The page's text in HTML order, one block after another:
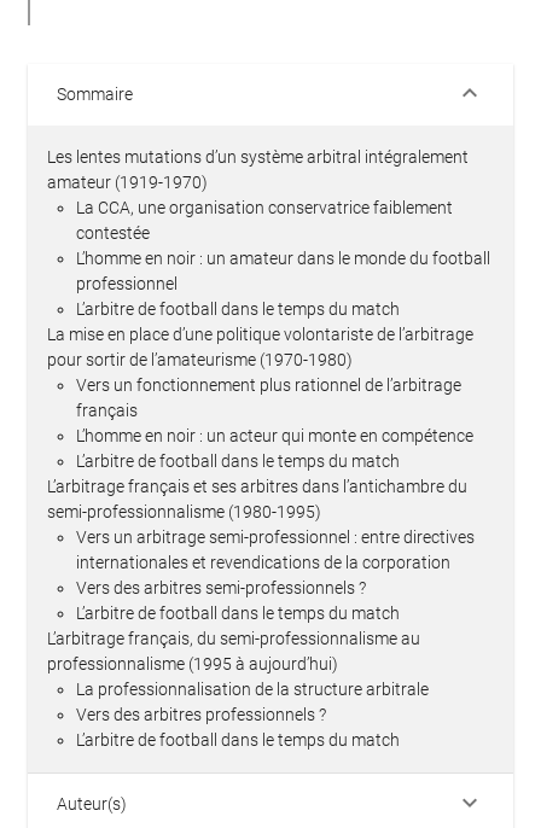
Sommaire keyboard_arrow_down
Les lentes mutations d’un système arbitral intégralement
amateur (1919-1970)
La CCA, une organisation conservatrice faiblement
contestée
L’homme en noir : un amateur dans le monde du football
professionnel
L’arbitre de football dans le temps du match
La mise en place d’une politique volontariste de l’arbitrage
pour sortir de l’amateurisme (1970-1980)
Vers un fonctionnement plus rationnel de l’arbitrage
français
L’homme en noir : un acteur qui monte en compétence
L’arbitre de football dans le temps du match
L’arbitrage français et ses arbitres dans l’antichambre du
semi-professionnalisme (1980-1995)
Vers un arbitrage semi-professionnel : entre directives
internationales et revendications de la corporation
Vers des arbitres semi-professionnels ?
L’arbitre de football dans le temps du match
L’arbitrage français, du semi-professionnalisme au
professionnalisme (1995 à aujourd’hui)
La professionnalisation de la structure arbitrale
Vers des arbitres professionnels ?
L’arbitre de football dans le temps du match
Auteur(s) keyboard_arrow_down